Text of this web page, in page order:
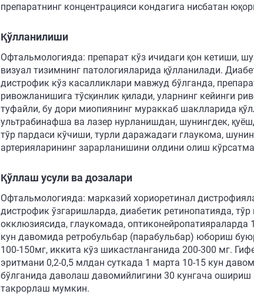
препаратнинг концентрацияси кондагига нисбатан
Қўлланилиши
Офтальмологияда: препарат кўз ичидаги қон кетиши,
визуал тизимнинг патологияларида қўлланилади.
дистрофик кўз касалликлари мавжуд бўлганда,
ривожланишига тўсқинлик қилади, уларнинг кейинги
туфайли, бу дори миопиянинг мураккаб шаклларида
ультрабинафша ва лазер нурланишдан, шунингдек,
тўр пардаси кўчиши, турли даражадаги глаукома,
артерияларининг зарарланишини олдини олиш
Қўллаш усули ва дозалари
Офтальмологияда: марказий хориоретинал
дистрофик ўзгаришларда, диабетик ретинопатияда,
окклюзиясида, глаукомада,
кун давомида ретробульбар (парабульбар) юбориш
100-150мг, иккита кўз шикастланганида 200-300 мг.
эритмани 0,2-0,5 млдан суткада 1 марта 10-15 кун
бўлганида даволаш давомийлигини 30 кунгача
такрорлаш мумкин.